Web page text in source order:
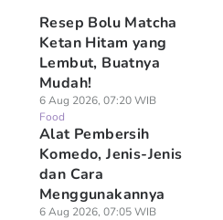
Resep Bolu Matcha
Ketan Hitam yang
Lembut, Buatnya
Mudah!
6 Aug 2026, 07:20 WIB
Food
Alat Pembersih
Komedo, Jenis-Jenis
dan Cara
Menggunakannya
6 Aug 2026, 07:05 WIB